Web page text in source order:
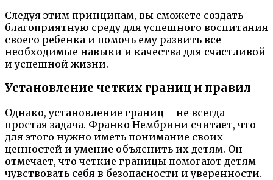
Следуя этим принципам, вы сможете создать
благоприятную среду для успешного воспитания
своего ребенка и помочь ему развить все
необходимые навыки и качества для счастливой
и успешной жизни.
Установление четких границ и правил
Однако, установление границ – не всегда
простая задача. Франко Нембрини считает, что
для этого нужно иметь понимание своих
ценностей и умение объяснить их детям. Он
отмечает, что четкие границы помогают детям
чувствовать себя в безопасности и уверенности.